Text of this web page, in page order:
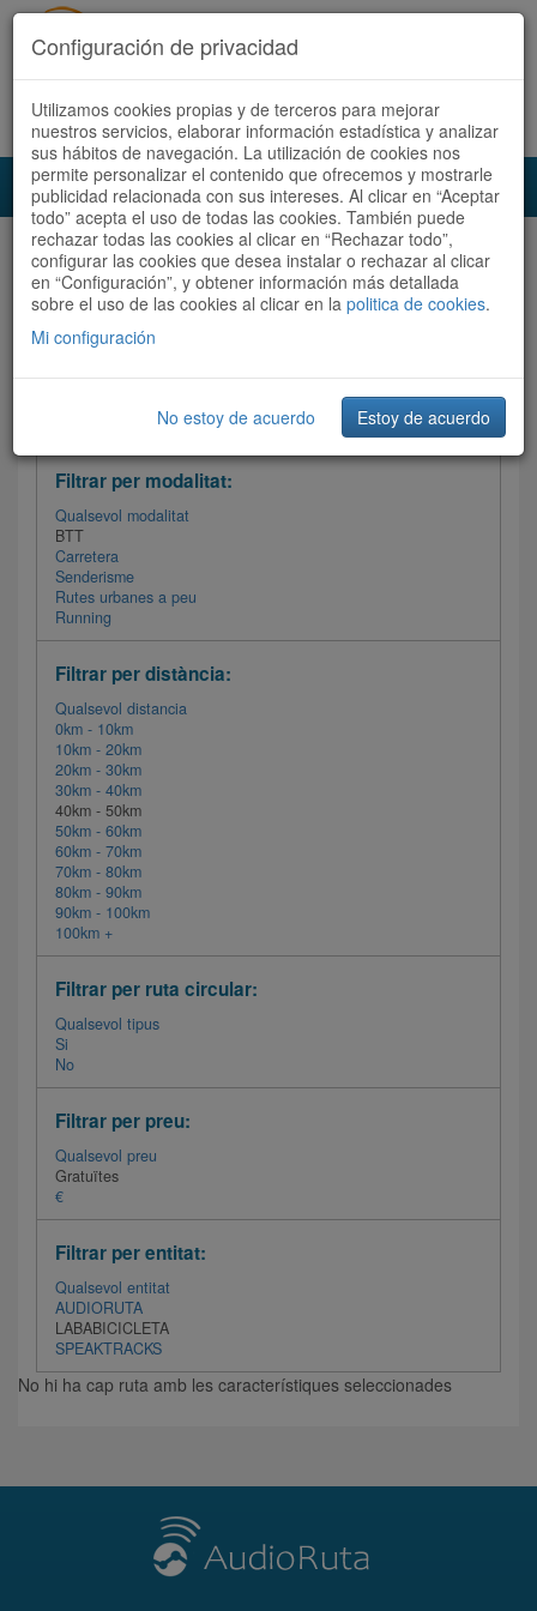
Accedeix Registra't ara Español Català
Audioruta Totes les rutes
Totes les rutes Ordenar per: Més recents / Dificultat
Filtrar les rutes
Filtrar per modalitat:
Qualsevol modalitat
BTT
Carretera
Senderisme
Rutes urbanes a peu
Running
Filtrar per distància:
Qualsevol distancia
0km - 10km
10km - 20km
20km - 30km
30km - 40km
40km - 50km
50km - 60km
60km - 70km
70km - 80km
80km - 90km
90km - 100km
100km +
Filtrar per ruta circular:
Qualsevol tipus
Si
No
Filtrar per preu:
Qualsevol preu
Gratuïtes
€
Filtrar per entitat:
Qualsevol entitat
AUDIORUTA
LABABICICLETA
SPEAKTRACKS
No hi ha cap ruta amb les característiques seleccionades
Configuración de privacidad
Utilizamos cookies propias y de terceros para mejorar
nuestros servicios, elaborar información estadística y analizar
sus hábitos de navegación. La utilización de cookies nos
permite personalizar el contenido que ofrecemos y mostrarle
publicidad relacionada con sus intereses. Al clicar en “Aceptar
todo” acepta el uso de todas las cookies. También puede
rechazar todas las cookies al clicar en “Rechazar todo”,
configurar las cookies que desea instalar o rechazar al clicar
en “Configuración”, y obtener información más detallada
sobre el uso de las cookies al clicar en la politica de cookies.
Mi configuración
No estoy de acuerdo Estoy de acuerdo